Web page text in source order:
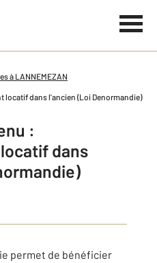
à LANNEMEZAN
locatif dans l'ancien (Loi Denormandie)
:
dans
permet de bénéficier